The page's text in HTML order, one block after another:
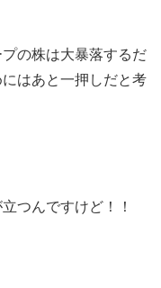
の株は大暴落するだ
はあと一押しだと考
つんですけど！！